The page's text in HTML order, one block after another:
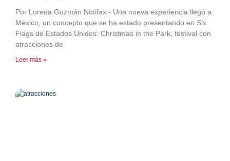
Por Lorena Guzmán Notifax.- Una nueva experiencia llegó a
México, un concepto que se ha estado presentando en Six
Flags de Estados Unidos: Christmas in the Park, festival con
atracciones de
Leer más »